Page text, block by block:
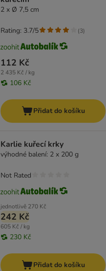
2 x Ø 7,5 cm
112 Kč
2 435 Kč / kg
106 Kč
Rating: 3.7/5 (3)
Přidat do košíku
Karlie kuřecí krky
výhodné balení: 2 x 200 g
jednotlivě 270 Kč
242 Kč
605 Kč / kg
230 Kč
Not Rated
Přidat do košíku